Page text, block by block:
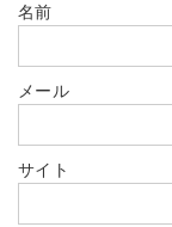
名前
メール
サイト